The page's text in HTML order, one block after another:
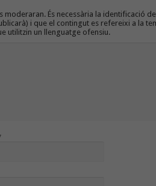
moderaran. És necessària la identificació
i que el contingut es refereixi a la
utilitzin un llenguatge ofensiu.